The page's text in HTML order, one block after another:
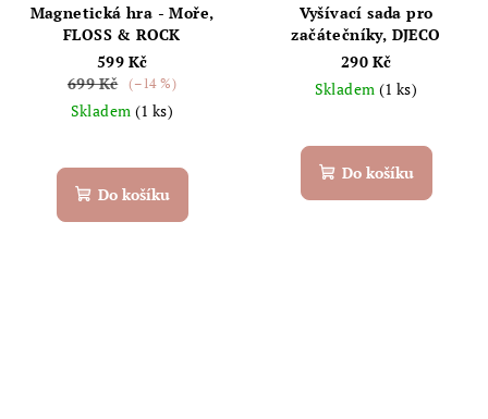
Magnetická hra - Moře,
FLOSS & ROCK
599 Kč
699 Kč
(–14 %)
Skladem (1 ks)
Do košíku
Vyšívací sada pro
začátečníky, DJECO
290 Kč
Skladem (1 ks)
Do košíku